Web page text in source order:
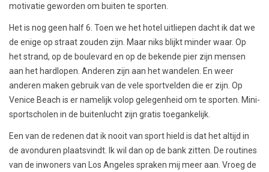
motivatie geworden om buiten te sporten.
Het is nog geen half 6. Toen we het hotel uitliepen dacht ik dat we
de enige op straat zouden zijn. Maar niks blijkt minder waar. Op
het strand, op de boulevard en op de bekende pier zijn mensen
aan het hardlopen. Anderen zijn aan het wandelen. En weer
anderen maken gebruik van de vele sportvelden die er zijn. Op
Venice Beach is er namelijk volop gelegenheid om te sporten. Mini-
sportscholen in de buitenlucht zijn gratis toegankelijk.
Een van de redenen dat ik nooit van sport hield is dat het altijd in
de avonduren plaatsvindt. Ik wil dan op de bank zitten. De routines
van de inwoners van Los Angeles spraken mij meer aan. Vroeg de